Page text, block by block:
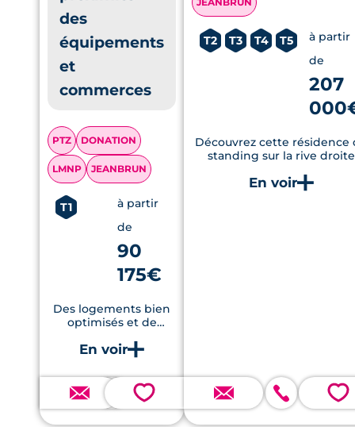
des
équipements
et
commerces
PTZ DONATION
LMNP JEANBRUN
T1
à partir
de
90
175€
Des logements bien
optimisés et de
💗
T2 T3 T4 T5
à partir
de
207
Découvrez cette résidence
standing sur la rive droite
💗